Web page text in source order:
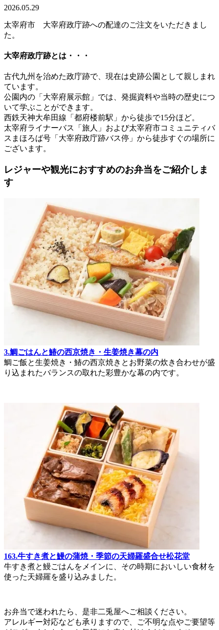
2026.05.29
太宰府市 大宰府政庁跡への配達のご注文をいただきまし
た。
大宰府政庁跡とは・・・
古代九州を治めた政庁跡で、現在は史跡公園として親しまれ
ています。
公園内の「大宰府展示館」では、発掘資料や当時の歴史につ
いて学ぶことができます。
西鉄天神大牟田線「都府楼前駅」から徒歩で15分ほど。
太宰府ライナーバス「旅人」および太宰府市コミュニティバ
スまほろば号「大宰府政庁跡バス停」から徒歩すぐの場所に
ございます。
レジャーや観光におすすめのお弁当をご紹介しま
す
3.鯛ごはんと鰆の西京焼き・生姜焼き幕の内
鯛ご飯と生姜焼き・鰆の西京焼きとお野菜の炊き合わせが盛
り込まれたバランスの取れた彩豊かな幕の内です。
163.牛すき煮と鰻の蒲焼・季節の天婦羅盛合せ松花堂
牛すき煮と鰻ごはんをメインに、その時期においしい食材を
使った天婦羅を盛り込みました。
お弁当で迷われたら、是非二兎屋へご相談ください。
アレルギー対応なども承りますので、ご不明な点やご要望等